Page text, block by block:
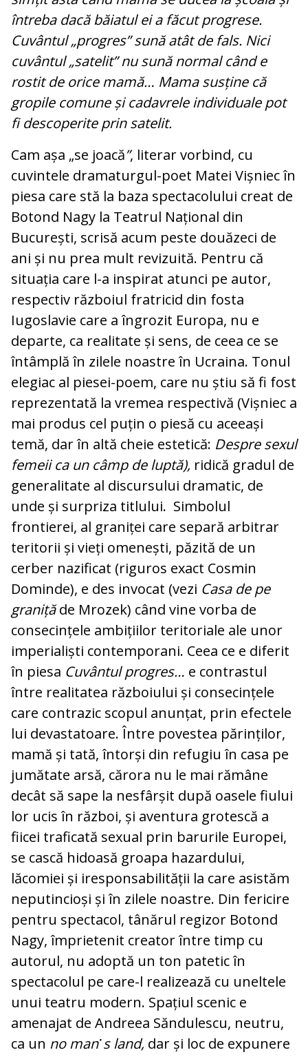
întreba dacă băiatul ei a făcut progrese.
Cuvântul „progres” sună atât de fals. Nici
cuvântul „satelit” nu sună normal când e
rostit de orice mamă… Mama susține că
gropile comune și cadavrele individuale pot
fi descoperite prin satelit.
Cam așa „se joacă”, literar vorbind, cu
cuvintele dramaturgul-poet Matei Vișniec în
piesa care stă la baza spectacolului creat de
Botond Nagy la Teatrul Național din
București, scrisă acum peste douăzeci de
ani și nu prea mult revizuită. Pentru că
situația care l-a inspirat atunci pe autor,
respectiv războiul fratricid din fosta
Iugoslavie care a îngrozit Europa, nu e
departe, ca realitate și sens, de ceea ce se
întâmplă în zilele noastre în Ucraina. Tonul
elegiac al piesei-poem, care nu știu să fi fost
reprezentată la vremea respectivă (Vișniec a
mai produs cel puțin o piesă cu aceeași
temă, dar în altă cheie estetică: Despre sexul
femeii ca un câmp de luptă), ridică gradul de
generalitate al discursului dramatic, de
unde și surpriza titlului. Simbolul
frontierei, al graniței care separă arbitrar
teritorii și vieți omenești, păzită de un
cerber nazificat (riguros exact Cosmin
Dominde), e des invocat (vezi Casa de pe
granițăde Mrozek) când vine vorba de
consecințele ambițiilor teritoriale ale unor
imperialiști contemporani. Ceea ce e diferit
în piesa Cuvântul progres… e contrastul
între realitatea războiului și consecințele
care contrazic scopul anunțat, prin efectele
lui devastatoare. Între povestea părinților,
mamă și tată, întorși din refugiu în casa pe
jumătate arsă, cărora nu le mai rămâne
decât să sape la nesfârșit după oasele fiului
lor ucis în război, și aventura grotescă a
fiicei traficată sexual prin barurile Europei,
se cască hidoasă groapa hazardului,
lăcomiei și iresponsabilității la care asistăm
neputincioși și în zilele noastre. Din fericire
pentru spectacol, tânărul regizor Botond
Nagy, împrietenit creator între timp cu
autorul, nu adoptă un ton patetic în
spectacolul pe care-l realizează cu uneltele
unui teatru modern. Spațiul scenic e
amenajat de Andreea Săndulescu, neutru,
ca un no man᾽s land, dar și loc de expunere